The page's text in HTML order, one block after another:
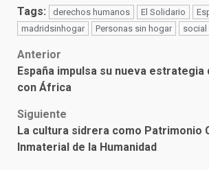
Tags: derechos humanos El Solidario
madridsinhogar
Personas sin hogar social
Post
navigation
Anterior
España impulsa su nueva
con África
Siguiente
La cultura sidrera como Patrimonio
Inmaterial de la Humanidad